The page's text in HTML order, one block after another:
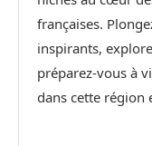
françaises.
inspirants,
préparez-vous à
dans cette région